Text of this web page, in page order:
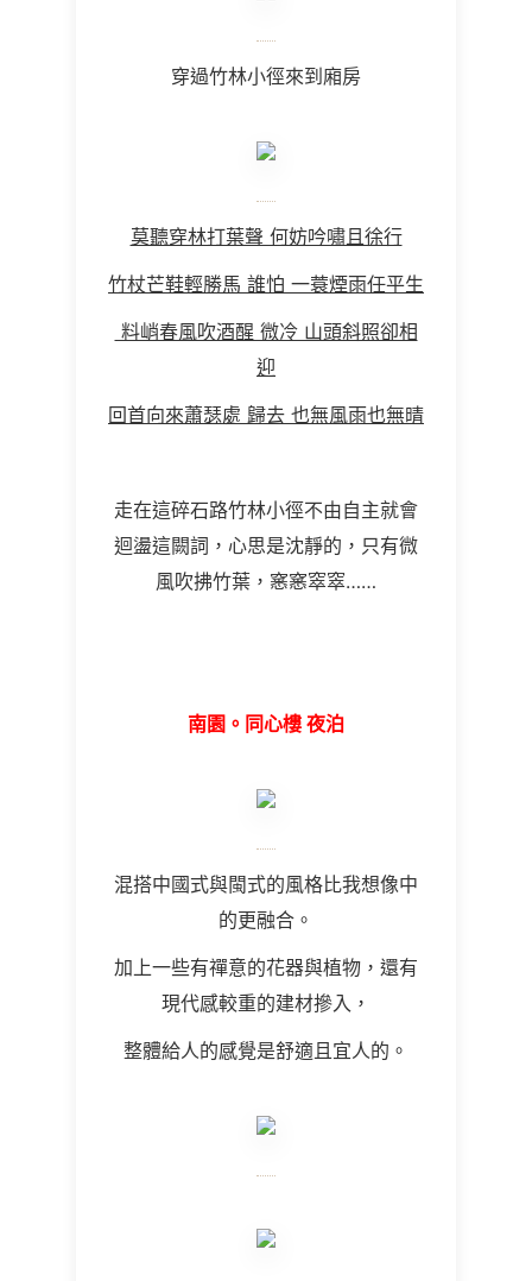
穿過竹林小徑來到廂房
莫聽穿林打葉聲 何妨吟嘯且徐行
竹杖芒鞋輕勝馬 誰怕 一蓑煙雨任平生
料峭春風吹酒醒 微冷 山頭斜照卻相
迎
回首向來蕭瑟處 歸去 也無風雨也無晴
走在這碎石路竹林小徑不由自主就會
迴盪這闕詞，心思是沈靜的，只有微
風吹拂竹葉，窸窸窣窣……
南園。同心樓 夜泊
混搭中國式與閩式的風格比我想像中
的更融合。
加上一些有禪意的花器與植物，還有
現代感較重的建材摻入，
整體給人的感覺是舒適且宜人的。